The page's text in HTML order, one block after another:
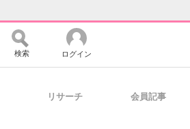
検索 ログイン
リサーチ 会員記事